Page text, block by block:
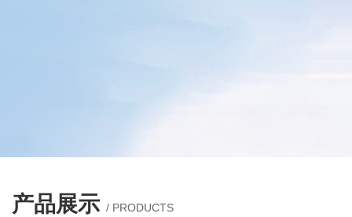
产品展示 / PRODUCTS